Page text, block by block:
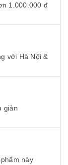
1.000.000 đ
với Hà Nội &
giản
này